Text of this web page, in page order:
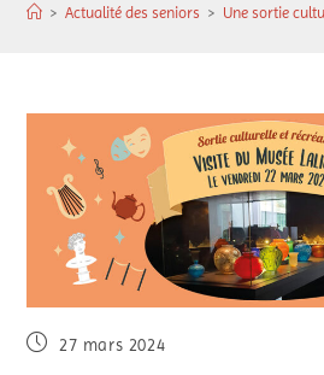
> Actualité des seniors > Une sortie
27 mars 2024